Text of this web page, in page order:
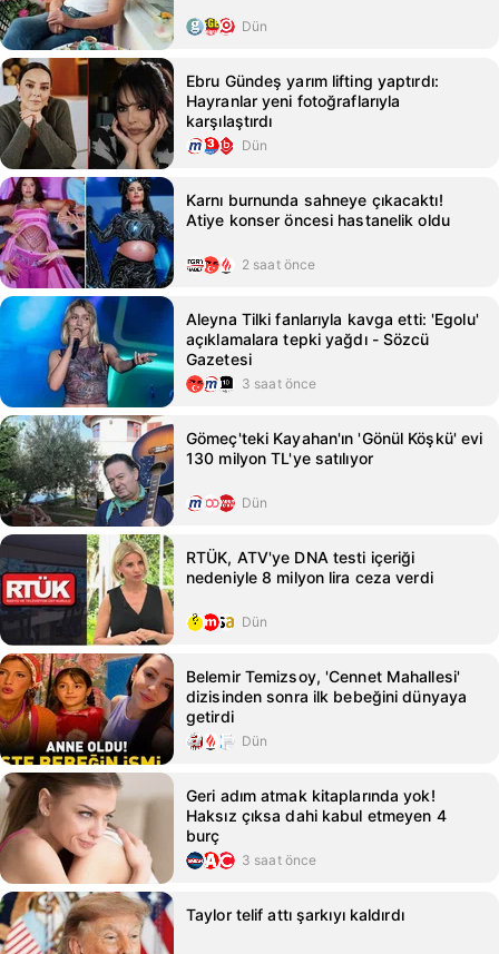
Dün
Ebru Gündeş yarım lifting yaptırdı:
Hayranlar yeni fotoğraflarıyla
karşılaştırdı
Dün
Karnı burnunda sahneye çıkacaktı!
Atiye konser öncesi hastanelik oldu
2 saat önce
Aleyna Tilki fanlarıyla kavga etti: 'Egolu'
açıklamalara tepki yağdı - Sözcü
Gazetesi
3 saat önce
Gömeç'teki Kayahan'ın 'Gönül Köşkü' evi
130 milyon TL'ye satılıyor
Dün
RTÜK, ATV'ye DNA testi içeriği
nedeniyle 8 milyon lira ceza verdi
Dün
Belemir Temizsoy, 'Cennet Mahallesi'
dizisinden sonra ilk bebeğini dünyaya
getirdi
Dün
Geri adım atmak kitaplarında yok!
Haksız çıksa dahi kabul etmeyen 4
burç
3 saat önce
Taylor telif attı şarkıyı kaldırdı